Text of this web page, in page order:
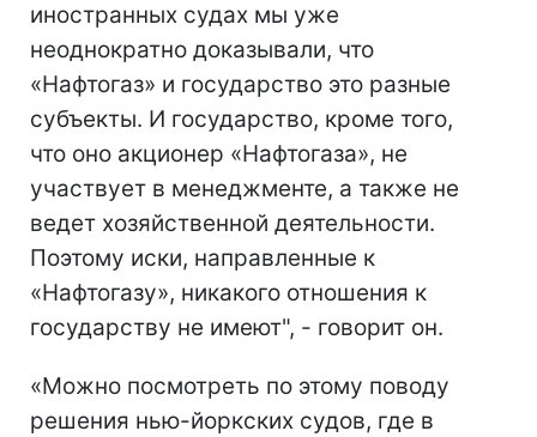
иностранных судах мы уже
неоднократно доказывали, что
«Нафтогаз» и государство это разные
субъекты. И государство, кроме того,
что оно акционер «Нафтогаза», не
участвует в менеджменте, а также не
ведет хозяйственной деятельности.
Поэтому иски, направленные к
«Нафтогазу», никакого отношения к
государству не имеют", - говорит он.
«Можно посмотреть по этому поводу
решения нью-йоркских судов, где в